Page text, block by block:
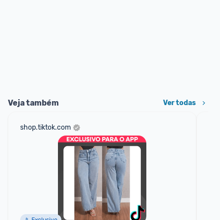
Veja também Ver todas
shop.tiktok.com